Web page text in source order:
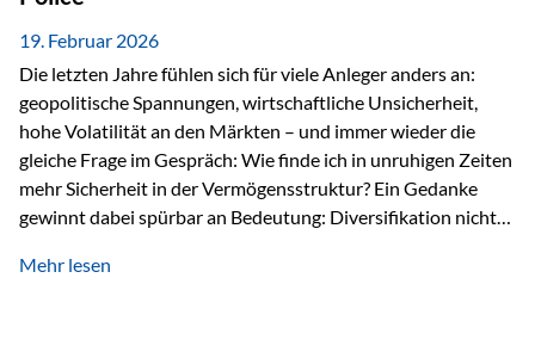
19. Februar 2026
Die letzten Jahre fühlen sich für viele Anleger anders an:
geopolitische Spannungen, wirtschaftliche Unsicherheit,
hohe Volatilität an den Märkten – und immer wieder die
gleiche Frage im Gespräch: Wie finde ich in unruhigen Zeiten
mehr Sicherheit in der Vermögensstruktur? Ein Gedanke
gewinnt dabei spürbar an Bedeutung: Diversifikation nicht
Wer Vermögen ausschließlich in einem Rechtsraum
Mehr lesen